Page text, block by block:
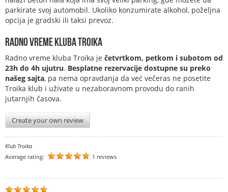
parkirate svoj automobil. Ukoliko konzumirate alkohol, poželjna
opcija je gradski ili taksi prevoz.
Radno vreme kluba Troika
Radno vreme kluba Troika je četvrtkom, petkom i subotom od
23h do 4h ujutru. Besplatne rezervacije dostupne su preko
našeg sajta, pa nema opravdanja da već večeras ne posetite
Troika klub i uživate u nezaboravnom provodu do ranih
jutarnjih časova.
Create your own review
Klub Troika
Average rating:
1 reviews